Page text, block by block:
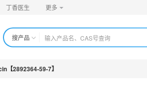
丁香医生 更多
搜产品
【2892364-59-7】